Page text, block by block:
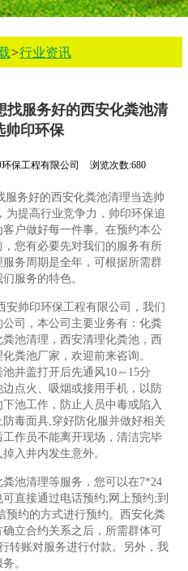
>行业资讯
找服务好的西安化粪池清
帅印环保
保工程有限公司 浏览次数:680
服务好的西安化粪池清理当选帅
为提高行业竞争力，帅印环保追
户做好每一件事。在预约本公
您有必要先对我们的服务有所
务周期是全年，可根据所需群
服务的特色。
安帅印环保工程有限公司，我们
司，本公司主要业务有：化粪
池清理，西安清理化粪池，西
粪池厂家，欢迎前来咨询。
井盖打开后先通风10～15分
点火、吸烟或接用手机，以防
池工作，防止人员中毒或陷入
毒面具,穿好防化服并做好相关
作员不能离开现场，清洁完毕
入井内发生意外。
池清理等服务，您可以在7*24
直接通过电话预约;网上预约;到
预约的方式进行预约。西安化粪
立合约关系之后，所需群体可
转账对服务进行付款。另外，我
。